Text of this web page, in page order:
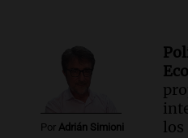
de julio será
en CABA
Una mañana para todos
Audio.Altas
Por Adrián Simioni
los